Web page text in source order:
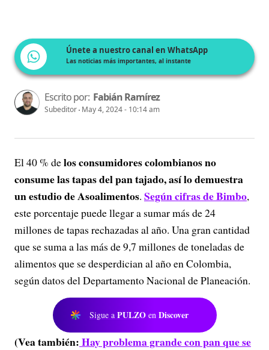
Únete a nuestro canal en WhatsApp
Las noticias más importantes, al instante
Escrito por: Fabián Ramírez
Subeditor May 4, 2024 - 10:14 am
El 40 % delos consumidores colombianos no
consume las tapas del pan tajado, así lo demuestra
un estudio de Asoalimentos. Según cifras de Bimbo,
este porcentaje puede llegar a sumar más de 24
millones de tapas rechazadas al año. Una gran cantidad
que se suma a las más de 9,7 millones de toneladas de
alimentos que se desperdician al año en Colombia,
según datos del Departamento Nacional de Planeación.
Sigue a PULZO en Discover
(Vea también:Hay problema grande con pan que se